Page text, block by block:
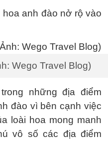
anh đào nở rộ vào
Wego Travel Blog)
những địa điểm
đào vì bên cạnh việc
loài hoa mong manh
vô số các địa điểm